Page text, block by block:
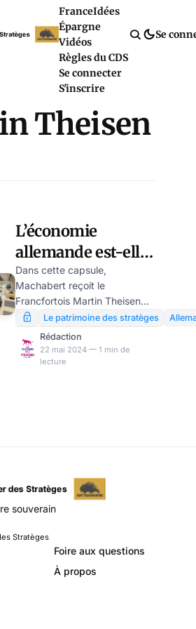
FranceIdées
Épargne
Vidéos
Règles du CDS
Se connecter
S'inscrire
Se
Theisen
L’économie
allemande est-elle
foutue ? Quels
secteurs surnagent
Dans cette capsule,
Machabert reçoit le
Francfortois Martin Theisen
qui évoque pour les abonnés
la situation difficile dans
laquelle se trouve l’économie
allemande, ainsi que les
Le patrimoine des stratèges
Rédaction
22 mai 2024 — 1 min de
lecture
souverain
Stratèges
Foire aux questions
À propos